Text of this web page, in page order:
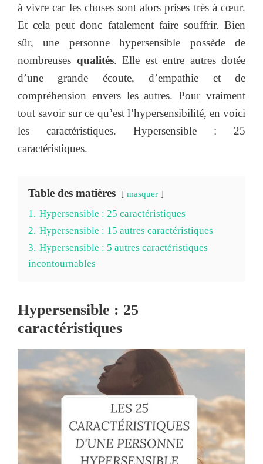
à vivre car les choses sont alors prises très à cœur.
Et cela peut donc fatalement faire souffrir. Bien
sûr, une personne hypersensible possède de
nombreuses qualités. Elle est entre autres dotée
d’une grande écoute, d’empathie et de
compréhension envers les autres. Pour vraiment
tout savoir sur ce qu’est l’hypersensibilité, en voici
les caractéristiques. Hypersensible : 25
caractéristiques.
Table des matières masquer
1. Hypersensible : 25 caractéristiques
2. Hypersensible : 15 autres caractéristiques
3. Hypersensible : 5 autres caractéristiques
incontournables
Hypersensible : 25
caractéristiques